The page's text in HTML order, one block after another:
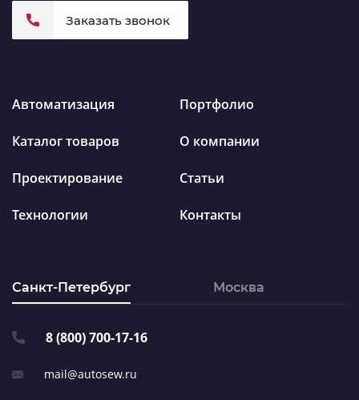
Автоматизация
Каталог товаров
Проектирование
Технологии
Портфолио
О компании
Статьи
Контакты
Санкт-Петербург Москва
8 (800) 700-17-16
mail@autosew.ru
Заказать звонок